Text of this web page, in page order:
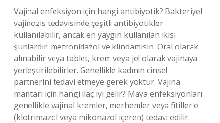
Vajinal enfeksiyon için hangi antibiyotik? Bakteriyel
vajinozis tedavisinde çeşitli antibiyotikler
kullanılabilir, ancak en yaygın kullanılan ikisi
şunlardır: metronidazol ve klindamisin. Oral olarak
alınabilir veya tablet, krem ​​veya jel olarak vajinaya
yerleştirilebilirler. Genellikle kadının cinsel
partnerini tedavi etmeye gerek yoktur. Vajina
mantarı için hangi ilaç iyi gelir? Maya enfeksiyonları
genellikle vajinal kremler, merhemler veya fitillerle
(klotrimazol veya mikonazol içeren) tedavi edilir.